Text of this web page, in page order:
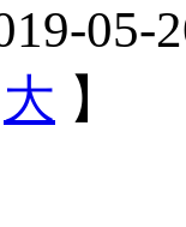
05-
大 】